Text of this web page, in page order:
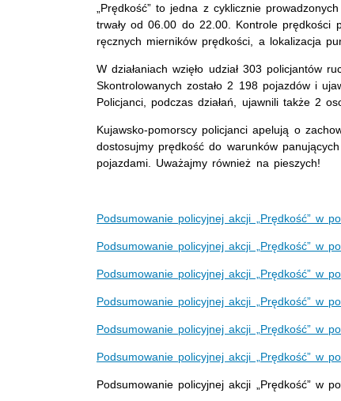
„Prędkość” to jedna z cyklicznie
trwały od 06.00 do 22.00. Kontrole prędkości
ręcznych mierników prędkości, a lokalizacja
W działaniach wzięło udział 303 policjantów
Skontrolowanych zostało 2 198 pojazdów i
Policjanci, podczas działań, ujawnili także 2
Kujawsko-pomorscy policjanci apelują o
dostosujmy prędkość do warunków
pojazdami. Uważajmy również na pieszych!
Podsumowanie policyjnej akcji „Prędkość” w
Podsumowanie policyjnej akcji „Prędkość” w
Podsumowanie policyjnej akcji „Prędkość” w
Podsumowanie policyjnej akcji „Prędkość” w
Podsumowanie policyjnej akcji „Prędkość” w
Podsumowanie policyjnej akcji „Prędkość” w
Podsumowanie policyjnej akcji „Prędkość” w